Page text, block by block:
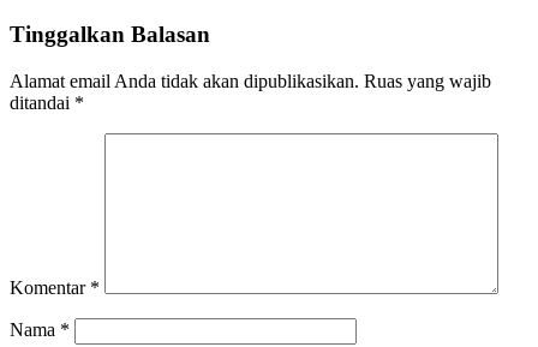
Tinggalkan Balasan
Alamat email Anda tidak akan dipublikasikan. Ruas yang wajib
ditandai *
Komentar *
Nama *